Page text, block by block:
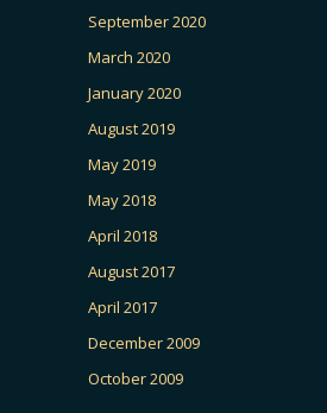
September 2020
March 2020
January 2020
August 2019
May 2019
May 2018
April 2018
August 2017
April 2017
December 2009
October 2009